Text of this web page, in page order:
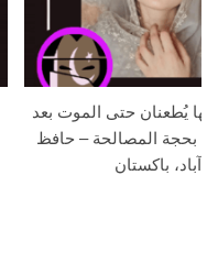
يُطعنان حتى الموت بعد
بحجة المصالحة – حافظ
آباد، باكستان